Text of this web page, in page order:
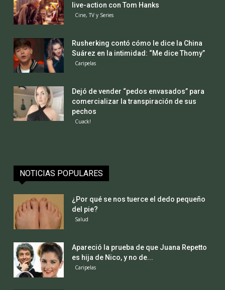
live-action con Tom Hanks
Cine, TV y Series
Rusherking contó cómo le dice la China
Suárez en la intimidad: “Me dice Thomy”
Caripelas
Dejó de vender “pedos envasados” para
comercializar la transpiración de sus
pechos
Cuack!
NOTICIAS POPULARES
¿Por qué se nos tuerce el dedo pequeño
del pie?
Salud
Apareció la prueba de que Juana Repetto
es hija de Nico, y no de...
Caripelas